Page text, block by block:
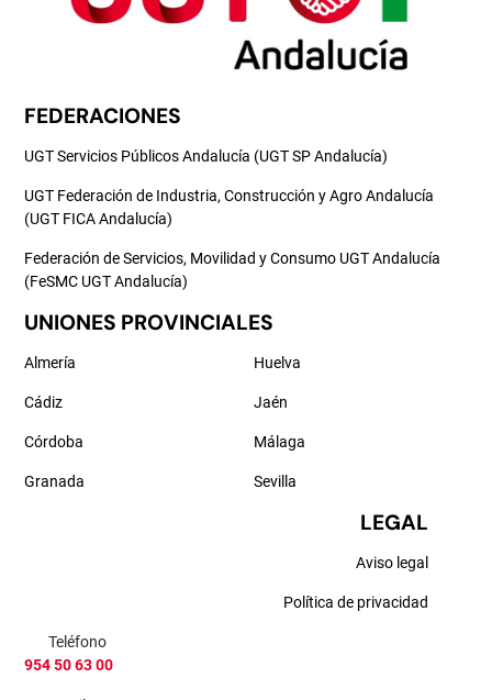
FEDERACIONES
UGT Servicios Públicos Andalucía (UGT SP Andalucía)
UGT Federación de Industria, Construcción y Agro Andalucía
(UGT FICA Andalucía)
Federación de Servicios, Movilidad y Consumo UGT Andalucía
(FeSMC UGT Andalucía)
UNIONES PROVINCIALES
Almería
Cádiz
Córdoba
Granada
Huelva
Jaén
Málaga
Sevilla
LEGAL
Aviso legal
Política de privacidad
Teléfono
954 50 63 00